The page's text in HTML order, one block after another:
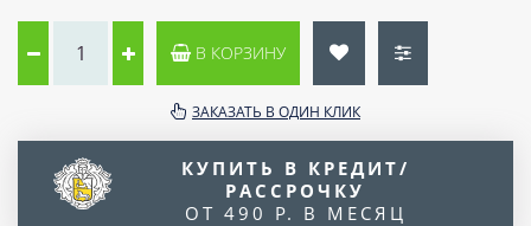
В КОРЗИНУ
ЗАКАЗАТЬ В ОДИН КЛИК
КУПИТЬ В КРЕДИТ/
РАССРОЧКУ
ОТ 490 Р. В МЕСЯЦ